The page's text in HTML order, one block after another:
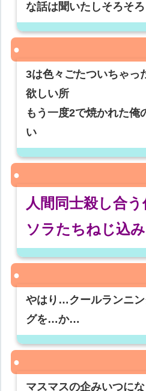
な話は聞いたしそろそ
3は色々ごたついちゃっ
欲しい所
もう一度2で焼かれた俺
い
人間同士殺し合
ソラたちねじ込
やはり…クールランニ
グを…か…
マスマスの企みいつに